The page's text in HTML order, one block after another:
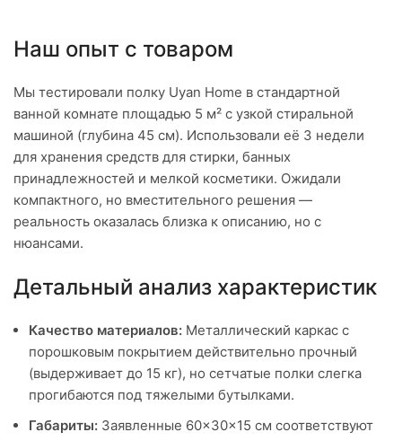
Наш опыт с товаром
Мы тестировали полку Uyan Home в стандартной
ванной комнате площадью 5 м² с узкой стиральной
машиной (глубина 45 см). Использовали её 3 недели
для хранения средств для стирки, банных
принадлежностей и мелкой косметики. Ожидали
компактного, но вместительного решения —
реальность оказалась близка к описанию, но с
нюансами.
Детальный анализ характеристик
Качество материалов: Металлический каркас с
порошковым покрытием действительно прочный
(выдерживает до 15 кг), но сетчатые полки слегка
прогибаются под тяжелыми бутылками.
Габариты: Заявленные 60×30×15 см соответствуют